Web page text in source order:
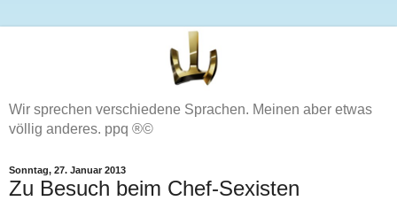
Wir sprechen verschiedene Sprachen. Meinen aber etwas
völlig anderes. ppq ®©
Sonntag, 27. Januar 2013
Zu Besuch beim Chef-Sexisten